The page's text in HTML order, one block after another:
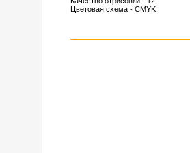
Цветовая схема - CMYK